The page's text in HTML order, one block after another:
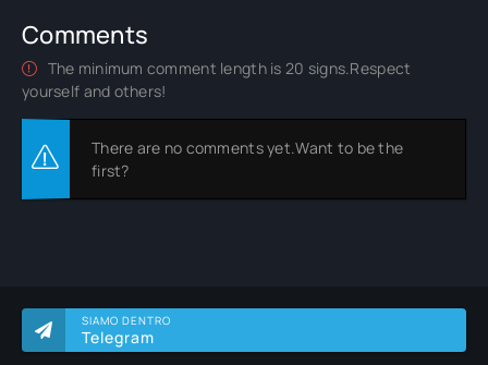
SIAMO DENTRO
Telegram
Comments
The minimum comment length is 20 signs.Respect
yourself and others!
There are no comments yet.Want to be the
first?